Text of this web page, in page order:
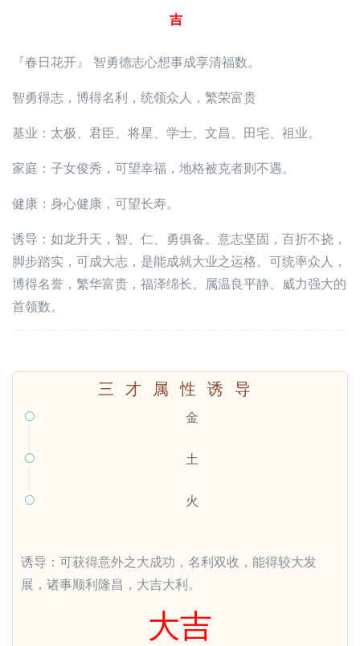
吉
『春日花开』 智勇德志心想事成享清福数。
智勇得志，博得名利，统领众人，繁荣富贵
基业：太极、君臣、将星、学士、文昌、田宅、祖业。
家庭：子女俊秀，可望幸福，地格被克者则不遇。
健康：身心健康，可望长寿。
诱导：如龙升天，智、仁、勇俱备。意志坚固，百折不挠，
脚步踏实，可成大志，是能成就大业之运格。可统率众人，
博得名誉，繁华富贵，福泽绵长。属温良平静、威力强大的
首领数。
三才属性诱导
 金
 土
 火
诱导：可获得意外之大成功，名利双收，能得较大发
展，诸事顺利隆昌，大吉大利。
大吉